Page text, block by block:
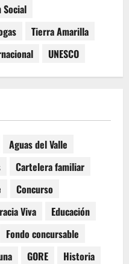
Social
Tierra Amarilla
UNESCO
Aguas del Valle
Cartelera familiar
Concurso
Viva
Educación
Fondo concursable
GORE
Historia